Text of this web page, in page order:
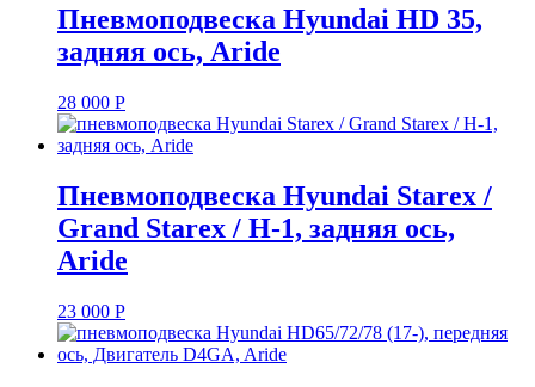
Пневмоподвеска Hyundai HD 35,
задняя ось, Aride
28 000 Р
Пневмоподвеска Hyundai Starex /
Grand Starex / H-1, задняя ось,
Aride
23 000 Р